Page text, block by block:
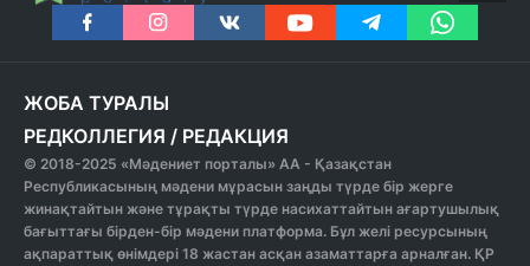
ЖОБА ТУРАЛЫ
РЕДКОЛЛЕГИЯ / РЕДАКЦИЯ
© 2018-2025 «Мәдениет порталы» АА - Қазақстан
Республикасының мәдени мұрасын заңды түрде бір жерге
жинақтайтын және тұрақты түрде насихаттайтын ағартушылық
бағыттағы бірден-бір мәдени платформа. Бұл желі ресурсының
ақпараттық өнімдері 18 жастан асқан азаматтарға арналған. ҚР